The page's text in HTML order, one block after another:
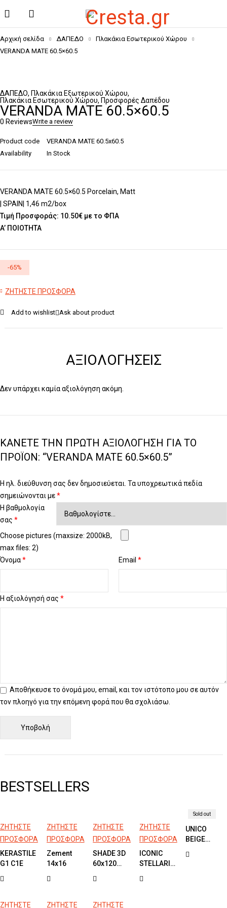
Αρχική σελίδα ΔΑΠΕΔΟ
Πλακάκια Εσωτερικού Χώρου
VERANDA MATE 60.5×60.5
ΔΑΠΕΔΟ, Πλακάκια Εξωτερικού Χώρου,
Πλακάκια Εσωτερικού Χώρου, Προσφορές Δαπέδου
VERANDA MATE 60.5×60.5
0 ReviewsWrite a review
Product code
VERANDA MATE 60.5x60.5
Availability
In Stock
VERANDA MATE 60.5×60.5 Porcelain, Matt
| SPAIN| 1,46 m2/box
Τιμή Προσφοράς: 10.50€ με το ΦΠΑ
A’ ΠΟΙΟΤΗΤΑ
-65%
ΖΗΤΗΣΤΕ ΠΡΟΣΦΟΡΑ
Add to wishlist Ask about product
ΑΞΙΟΛΟΓΉΣΕΙΣ
Δεν υπάρχει καμία αξιολόγηση ακόμη.
ΚΆΝΕΤΕ ΤΗΝ ΠΡΏΤΗ ΑΞΙΟΛΌΓΗΣΗ ΓΙΑ ΤΟ
ΠΡΟΪΌΝ: “VERANDA MATE 60.5×60.5”
Η ηλ. διεύθυνση σας δεν δημοσιεύεται. Τα υποχρεωτικά πεδία
σημειώνονται με*
Η βαθμολογία
σας *
Η αξιολόγησή σας *
Choose pictures (maxsize: 2000kB,
max files: 2)
Όνομα* Email *
Αποθήκευσε το όνομά μου, email, και τον ιστότοπο μου σε αυτόν
τον πλοηγό για την επόμενη φορά που θα σχολιάσω.
BESTSELLERS
ΖΗΤΗΣΤΕ
ΠΡΟΣΦΟΡΑ
KERASTILE
G1 C1E
ΖΗΤΗΣΤΕ
ΠΡΟΣΦΟΡΑ
Zement
14x16
ΖΗΤΗΣΤΕ
ΠΡΟΣΦΟΡΑ
SHADE 3D
60x120
60x60 &
ΖΗΤΗΣΤΕ
ΠΡΟΣΦΟΡΑ
ICONIC
STELLARIS
60x120
Sold out
UNICO
BEIGE
ΖΗΤΗΣΤΕ ΖΗΤΗΣΤΕ ΖΗΤΗΣΤΕ